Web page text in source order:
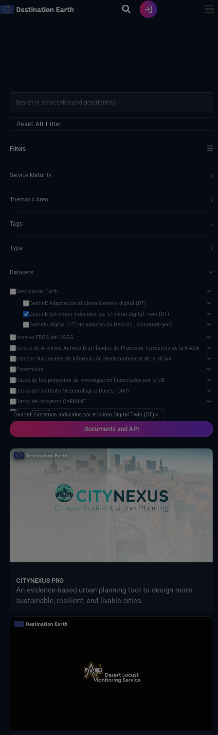
Ir
Reset All Filter
Filters ☰
Service Maturity ›
Thematic Area ›
Tags ›
Type ›
Datasets ›
Destination Earth
DestinE Adaptación al clima Gemelo digital (DT)
DestinE Extremos inducidos por el clima Digital Twin (DT)
Gemelo digital (DT) de adaptación DestinE , climatedt-gen2
Archivo EROS del USGS
Centro de Archivos Activos Distribuidos de Procesos Terrestres de la NASA
Centros Nacionales de Información Medioambiental de la NOAA
Copernicus
Datos de los proyectos de investigación financiados por la UE
Datos del Instituto Meteorológico Danés (DMI)
Datos del proyecto CARMINE
Datos ECMWF
Exploradores de la Tierra de ESA
Modelo de impacto del cambio climático
Organización de las Naciones Unidas para la Alimentación y la Agricultura
Proveedores externos
Proyecto de comparación de modelos de impacto intersectorial (ISIMIP)
Publicaciones de Eurostat
Documents and API
DestinE Extremos inducidos por el clima Digital Twin (DT) ✕
5 services found
CITYNEXUS PRO
An evidence-based urban planning tool to design more
sustainable, resilient, and livable cities.